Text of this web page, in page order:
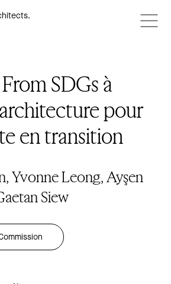
From SDGs à
pour
en transition
Yvonne Leong, Ayşen
Siew